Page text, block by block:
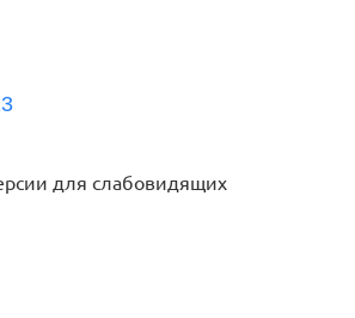
для слабовидящих